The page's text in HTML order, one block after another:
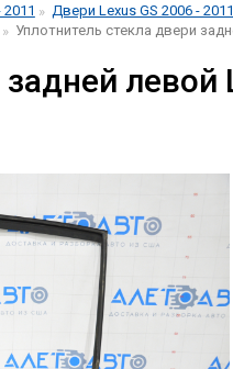
2011 Двери Lexus GS 2006 - 2011
Уплотнитель стекла двери
левой